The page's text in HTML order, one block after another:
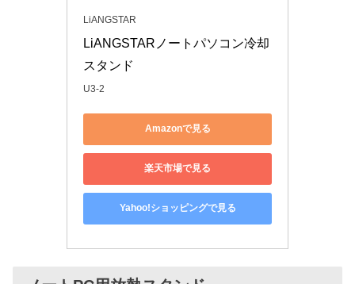
LiANGSTAR
LiANGSTARノートパソコン冷却
スタンド
U3-2
Amazonで見る
楽天市場で見る
Yahoo!ショッピングで見る